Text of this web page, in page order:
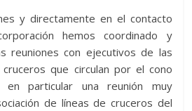
y directamente en el contacto
hemos coordinado y
reuniones con ejecutivos de las
que circulan por el cono
particular una reunión muy
de líneas de cruceros del